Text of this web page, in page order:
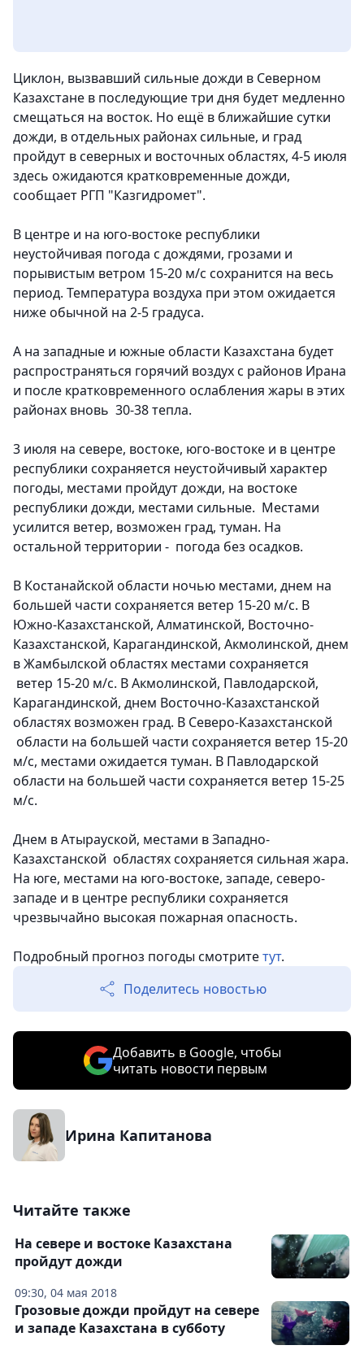
Циклон, вызвавший сильные дожди в Северном
Казахстане в последующие три дня будет медленно
смещаться на восток. Но ещё в ближайшие сутки
дожди, в отдельных районах сильные, и град
пройдут в северных и восточных областях, 4-5 июля
здесь ожидаются кратковременные дожди,
сообщает РГП "Казгидромет".
В центре и на юго-востоке республики
неустойчивая погода с дождями, грозами и
порывистым ветром 15-20 м/с сохранится на весь
период. Температура воздуха при этом ожидается
ниже обычной на 2-5 градуса.
А на западные и южные области Казахстана будет
распространяться горячий воздух с районов Ирана
и после кратковременного ослабления жары в этих
районах вновь 30-38 тепла.
3 июля на севере, востоке, юго-востоке и в центре
республики сохраняется неустойчивый характер
погоды, местами пройдут дожди, на востоке
республики дожди, местами сильные. Местами
усилится ветер, возможен град, туман. На
остальной территории - погода без осадков.
В Костанайской области ночью местами, днем на
большей части сохраняется ветер 15-20 м/с. В
Южно-Казахстанской, Алматинской, Восточно-
Казахстанской, Карагандинской, Акмолинской, днем
в Жамбылской областях местами сохраняется
ветер 15-20 м/с. В Акмолинской, Павлодарской,
Карагандинской, днем Восточно-Казахстанской
областях возможен град. В Северо-Казахстанской
области на большей части сохраняется ветер 15-20
м/с, местами ожидается туман. В Павлодарской
области на большей части сохраняется ветер 15-25
м/с.
Днем в Атырауской, местами в Западно-
Казахстанской областях сохраняется сильная жара.
На юге, местами на юго-востоке, западе, северо-
западе и в центре республики сохраняется
чрезвычайно высокая пожарная опасность.
Подробный прогноз погоды смотритетут.
Поделитесь новостью
Добавить в Google, чтобы
читать новости первым
Ирина Капитанова
Читайте также
09:30, 04 мая 2018
На севере и востоке Казахстана
пройдут дожди
Грозовые дожди пройдут на севере
и западе Казахстана в субботу